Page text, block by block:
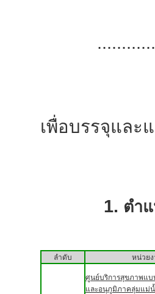
ด้วยมหาวิ
เพื่อบรรจุและ
1. ตำ
ลำดับ หน่วย
ศูนย์บริการสุขภาพแบ
และอนุภูมิภาคลุ่มแม่น้